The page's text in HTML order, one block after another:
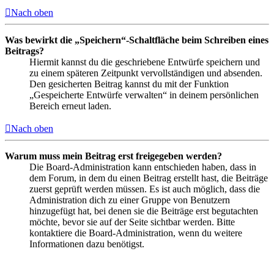
Nach oben
Was bewirkt die „Speichern“-Schaltfläche beim Schreiben eines
Beitrags?
Hiermit kannst du die geschriebene Entwürfe speichern und
zu einem späteren Zeitpunkt vervollständigen und absenden.
Den gesicherten Beitrag kannst du mit der Funktion
„Gespeicherte Entwürfe verwalten“ in deinem persönlichen
Bereich erneut laden.
Nach oben
Warum muss mein Beitrag erst freigegeben werden?
Die Board-Administration kann entschieden haben, dass in
dem Forum, in dem du einen Beitrag erstellt hast, die Beiträge
zuerst geprüft werden müssen. Es ist auch möglich, dass die
Administration dich zu einer Gruppe von Benutzern
hinzugefügt hat, bei denen sie die Beiträge erst begutachten
möchte, bevor sie auf der Seite sichtbar werden. Bitte
kontaktiere die Board-Administration, wenn du weitere
Informationen dazu benötigst.